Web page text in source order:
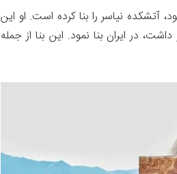
نیاسر را بنا کرده است. او این
در ایران بنا نمود. این بنا از جمله